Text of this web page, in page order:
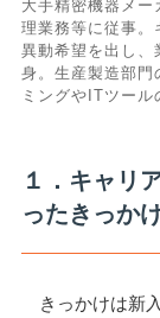
大手精密機器メ
理業務等に従事。
異動希望を出し、
身。生産製造部門
ミングやITツール
１．キャリ
ったきっか
きっかけは新